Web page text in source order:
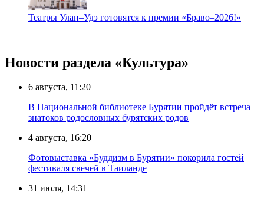
Театры Улан–Удэ готовятся к премии «Браво–2026!»
Новости раздела «Культура»
6 августа, 11:20
В Национальной библиотеке Бурятии пройдёт встреча
знатоков родословных бурятских родов
4 августа, 16:20
Фотовыставка «Буддизм в Бурятии» покорила гостей
фестиваля свечей в Таиланде
31 июля, 14:31